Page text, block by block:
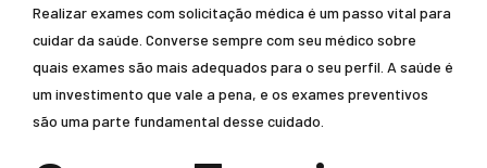
Realizar exames com solicitação médica é um passo vital para
cuidar da saúde. Converse sempre com seu médico sobre
quais exames são mais adequados para o seu perfil. A saúde é
um investimento que vale a pena, e os exames preventivos
são uma parte fundamental desse cuidado.